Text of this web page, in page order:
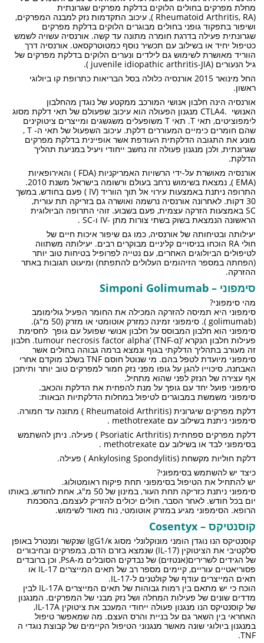
מחלת מפרקים בחולים הלוקים בדלקת מפרקים שגרונתית
(Rheumatoid Arthritis, RA ), עיכוב התקדמות נזק למבנה המפרקים,
ושיפור בתפקוד גופני בחולים מבוגרים הלוקים בדלקת מפרקים
שגרונתית פעילה בדרגת חומרה מתונה עד קשה. אורנסיה עשויה לשמש
כטיפול יחיד או בשילוב עם תכשיר נוסף כמטוטרקסאט. אורנסיה דרך
הווריד מאושרת לשימוש גם לילדים ונערים הלוקים בדלקת מפרקים של
גיל הנעורים (juvenile idiopathic arthritis-JIA ).
החל מינואר 2015 אורנסיה כלולה בסל הבריאות כתרופת קו ביולוגי
ראשון.
אורנסיה הינה חלבון אנושי המורכב ממקטע של נוגדן מהחלבון
האנושי .CTLA4 מנגנון הפעולה הוא עיכוב שפעולם של תאי דלקת מסוג
לימפוציטים, תאי T. תאי T משופעלים משגשגים ומייצרים ציטוקינים
שהם חומרים כימיים המעוררים דלקת. עיכוב השפעול של תאי ה- T ,
מונע את התגובה הדלקתית העודפת אשר אופיינית בדלקת מפרקים
שגרונתית, ולכן מנגנון פעולה זה נחשב ייחודי ויעיל במניעת תהליך
הדלקת.
אורנסיה מאושרת על-ידי הרשויות האמריקניות (FDA ) והאירופאיות
(EMA ), נמצאת בשימוש נרחב בעולם ורשומה בישראל משנת 2010.
התרופה ניתנת באמצעות עירוי אל תוך הווריד (IV ) פעם בחודש, במשך
30 דקות. לאחרונה אורנסיה נרשמה ואושרה גם בזריקה תת עורית,
SC באמצעות הזרקה עצמית, פעם בשבוע. זוהי התרופה הביולוגית
הראשונה הנמצאת בשוק בשתי צורות מתן -IV ו-SC .
יעילותה ובטיחותה של אורנסיה, כמו גם שיפור איכות חיים של
חולי RA הוכחו בניסויים קליניים מבוקרים רבים. יעילותה משתווה
לטיפולים הביולוגים האחרים, עם נטייה לפרופיל בטיחות טוב יותר
(הפחתה במספר הזיהומים העלולים להתפתח) ומיעוט תגובות באתר
ההזרקה.
סימפוני – Simponi Golimumab
מהי סימפוני?
סימפוני היא תמיסה להזרקה המכילה את החומר הפעיל גולימומב
(golimumab ). סימפוני זמינה כמזרק אוטומטי או מזרק (50 מ"ג).
סימפוני הוא חלבון המבוסס על חלבון אנושי שפועל עם גופך לחסימת
פעילות חלבון הנקרא ‘tumour necrosis factor alpha’ (TNF-α). חלבון
זה מעורב בתהליך הדלקתי בגוף ונמצא ברמה גבוהה בחולים אשר
סימפוני מיועדת לטפל בהם. מי שנוטל חוסם TNF בשלב מוקדם אחרי
האבחנה, סיכוייו להגן על גופו מפני נזק חמור למפרקים טוב יותר ותיתכן
אף עצירה של הנזק לפני שהוא מתחיל.
סימפוני פועל יחד עם גופך על מנת להפחית את הדלקת והכאב.
סימפוני משמשת במבוגרים לטיפול במחלות הדלקתיות הבאות:
דלקת מפרקים שיגרונית (Rheumatoid Arthritis ) מתונה עד חמורה.
סימפוני ניתנת בשילוב עם methotrexate .
דלקת מפרקים ספחתית (Psoriatic Arthritis ) פעילה. ניתן להשתמש
בסימפוני לבד או בשילוב עם methotrexate .
דלקת חוליות מקשחת (Ankylosing Spondylitis ) פעילה.
כיצד יש להשתמש בסימפוני?
יש להתחיל את הטיפול בסימפוני תחת פיקוח ראומטולוג.
סימפוני ניתנת כזריקה תחת העור, במינון של 50 מ"ג, אחת לחודש, באותו
יום בכל חודש. לאחר הסבר, חולים יכולים להזריק לעצמם, בהסכמת
הרופא. הסימפוני מגיע במזרק אוטומטי, נוח מאוד לשימוש.
קוסנטיקס – Cosentyx
קוסנטיקס הנו נוגדן הומני מונוקלונלי מסוג IgG1/κ שנקשר ומנטרל באופן
סלקטיבי את הציטוקין (IL-17) שנמצא בזרם הדם, במפרקים ובחיבורים
של הגידים לשרירים(אנטזים) של נבדקים הסובלים מ-PsA, וכן ברובדים
פסוריאטיים עוריים, קיימים מספר רב של תאים המייצרים IL-17 או
תאים המייצרים עודף של קולטנים ל-IL-17.
הוכח כי יש מתאם בין רמות גבוהות של תאים המייצרים IL-17A לבין
מדדים שונים של פעילות המחלה ושל נזק מבני של המפרקים. המנגנון
של קוסנטיקס הנו מנגנון פעולה ייחודי המעכב את ציטוקין IL-17A,
האחראי בין השאר גם על בניית והרס העצם. מה שמאפשר טיפול
במנגנון ביולוגי שונה מאשר מנגנוני הטיפול הקיימים של קבוצת נוגדי ה
TNF.